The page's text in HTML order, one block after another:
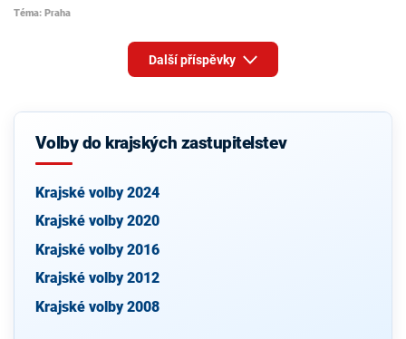
Téma: Praha
Další příspěvky
Volby do krajských zastupitelstev
Krajské volby 2024
Krajské volby 2020
Krajské volby 2016
Krajské volby 2012
Krajské volby 2008